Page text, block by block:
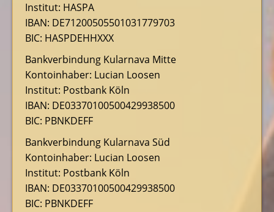
Institut: HASPA
IBAN: DE71200505501031779703
BIC: HASPDEHHXXX
Bankverbindung Kularnava Mitte
Kontoinhaber: Lucian Loosen
Institut: Postbank Köln
IBAN: DE03370100500429938500
BIC: PBNKDEFF
Bankverbindung Kularnava Süd
Kontoinhaber: Lucian Loosen
Institut: Postbank Köln
IBAN: DE03370100500429938500
BIC: PBNKDEFF